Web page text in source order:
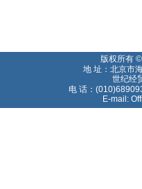
版权所有
地 址：北京市
世纪经贸
电 话：
E-mail: